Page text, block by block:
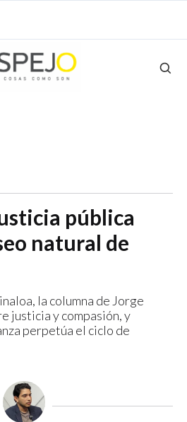
pública
natural de
la columna de Jorge
justicia y compasión, y
perpetúa el ciclo de